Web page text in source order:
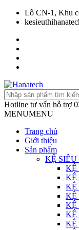
Lô CN-1, Khu
Hotline tư vấn hỗ trợ
MENUMENU
Trang chủ
Giới thiệu
Sản phẩm
KỆ
KỆ
KỆ
KỆ
KỆ
KỆ
KỆ
KỆ